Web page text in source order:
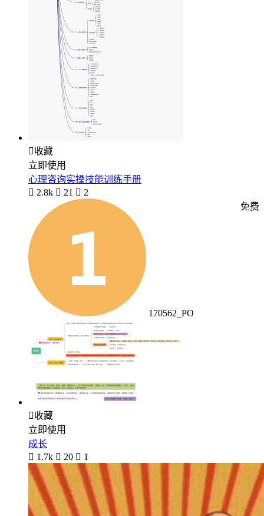
收藏
立即使用
心理咨询实操技能训练手册
 2.8k  21  2
170562_PO
免费
收藏
立即使用
成长
 1.7k  20  1